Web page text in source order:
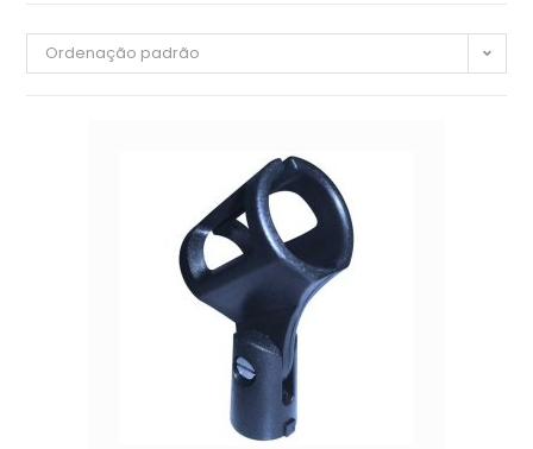
Ordenação padrão